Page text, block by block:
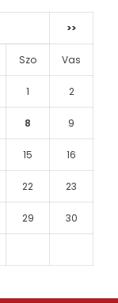
>>
Szo Vas
1 2
8 9
15 16
22 23
29 30